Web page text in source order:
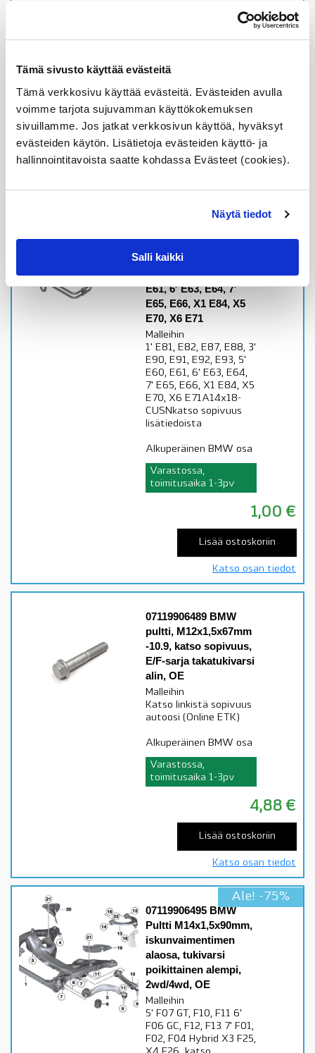
Tämä sivusto käyttää evästeitä
Tämä verkkosivu käyttää evästeitä. Evästeiden avulla
voimme tarjota sujuvamman käyttökokemuksen
sivuillamme. Jos jatkat verkkosivun käyttöä, hyväksyt
evästeiden käytön. Lisätietoja evästeiden käyttö- ja
hallinnointitavoista saatte kohdassa Evästeet (cookies).
Näytä tiedot
Salli kaikki
toimitusaika 1-3pv
1,05
Lisää ostoskoriin
tiivisterengas A14x18-
E82, E87, E88, 3′ E90,
E91, E92, E93, 5′ E60,
E61, 6′ E63, E64, 7′
E65, E66, X1 E84, X5
E70, X6 E71
Malleihin
1' E81, E82, E87, E88, 3'
E90, E91, E92, E93, 5'
E60, E61, 6' E63, E64,
7' E65, E66, X1 E84, X5
E70, X6 E71A14x18-
CUSNkatso sopivuus
lisätiedoista
Alkuperäinen BMW osa
Varastossa,
toimitusaika 1-3pv
1,00 €
Lisää ostoskoriin
Katso osan tiedot
07119906489 BMW
pultti, M12x1,5x67mm
-10.9, katso sopivuus,
E/F-sarja takatukivarsi
alin, OE
Malleihin
Katso linkistä sopivuus
autoosi (Online ETK)
Alkuperäinen BMW osa
Varastossa,
toimitusaika 1-3pv
4,88 €
Lisää ostoskoriin
Katso osan tiedot
Ale! -75%
07119906495 BMW
Pultti M14x1,5x90mm,
iskunvaimentimen
alaosa, tukivarsi
poikittainen alempi,
2wd/4wd, OE
Malleihin
5' F07 GT, F10, F11 6'
F06 GC, F12, F13 7' F01,
F02, F04 Hybrid X3 F25,